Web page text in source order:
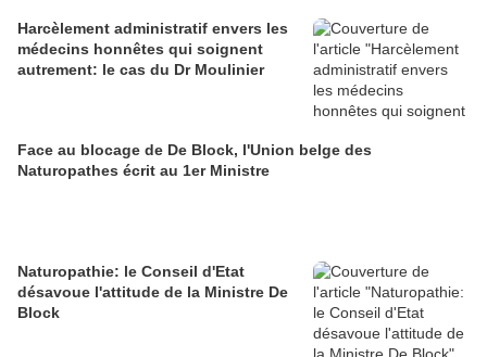
Harcèlement administratif envers les
médecins honnêtes qui soignent
autrement: le cas du Dr Moulinier
Face au blocage de De Block, l'Union belge des
Naturopathes écrit au 1er Ministre
Naturopathie: le Conseil d'Etat
désavoue l'attitude de la Ministre De
Block